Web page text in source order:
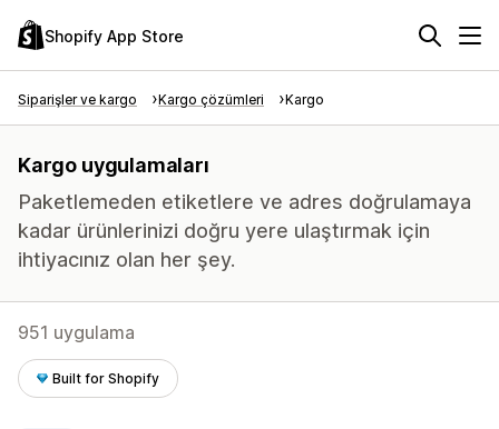
Shopify App Store
Siparişler ve kargo Kargo çözümleri Kargo
Kargo uygulamaları
Paketlemeden etiketlere ve adres doğrulamaya
kadar ürünlerinizi doğru yere ulaştırmak için
ihtiyacınız olan her şey.
951 uygulama
Built for Shopify